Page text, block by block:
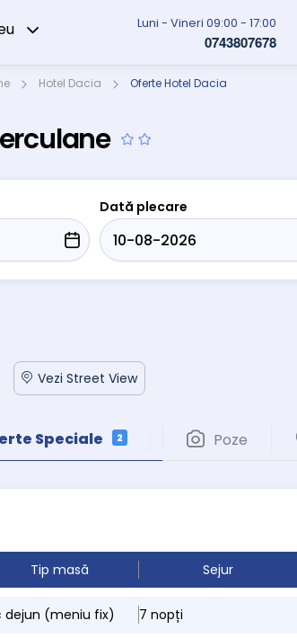
Luni - Vineri 09:00 - 17:00
0743807678
Hotel Dacia Oferte Hotel Dacia
Dată plecare
Vezi Street View
Speciale 2 Poze
Tip masă Sejur
dejun (meniu fix) 7 nopți